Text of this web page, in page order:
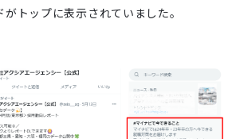
トップに表示されていました。